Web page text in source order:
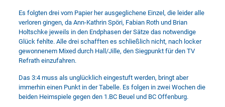
Es folgten drei vom Papier her ausgeglichene Einzel, die leider alle
verloren gingen, da Ann-Kathrin Spöri, Fabian Roth und Brian
Holtschke jeweils in den Endphasen der Sätze das notwendige
Glück fehlte. Alle drei schafften es schließlich nicht, nach locker
gewonnenem Mixed durch Hall/Jille, den Siegpunkt für den TV
Refrath einzufahren.
Das 3:4 muss als unglücklich eingestuft werden, bringt aber
immerhin einen Punkt in der Tabelle. Es folgen in zwei Wochen die
beiden Heimspiele gegen den 1.BC Beuel und BC Offenburg.